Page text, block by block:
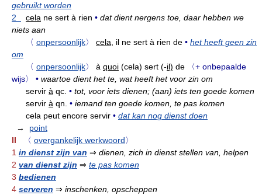
gebruikt worden
2
cela ne sert à rien • dat dient nergens toe, daar hebben we
niets aan
〈 onpersoonlijk〉 cela, il ne sert à rien de • het heeft geen zin
om
〈 onpersoonlijk〉 à quoi (cela) sert (-il) de
〈+ onbepaalde
wijs〉
• waartoe dient het te, wat heeft het voor zin om
servir à qc. • tot, voor iets dienen; (aan) iets ten goede komen
servir à qn. • iemand ten goede komen, te pas komen
cela peut encore servir • dat kan nog dienst doen
→ point
II
〈 overgankelijk werkwoord〉
1 in dienst zijn van ⇒ dienen, zich in dienst stellen van, helpen
2 van dienst zijn ⇒ te pas komen
3 bedienen
4 serveren ⇒ inschenken, opscheppen